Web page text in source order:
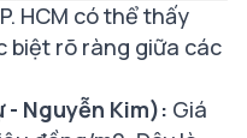
HCM có thể thấy
biệt rõ ràng giữa các
- Nguyễn Kim): Giá